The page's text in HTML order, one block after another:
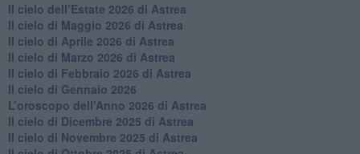
​Il cielo dell’Estate 2026 di Astrea
​Il cielo di Maggio 2026 di Astrea
​Il cielo di Aprile 2026 di Astrea
​Il cielo di Marzo 2026 di Astrea
​Il cielo di Febbraio 2026 di Astrea
Il cielo di Gennaio 2026
​L’oroscopo dell’Anno 2026 di Astrea
​Il cielo di Dicembre 2025 di Astrea
​Il cielo di Novembre 2025 di Astrea